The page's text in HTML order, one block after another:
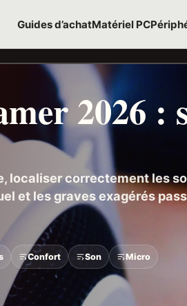
Guides d’achatMatériel PC
2026 :
localiser correctement les
et les graves exagérés
Confort Son Micro